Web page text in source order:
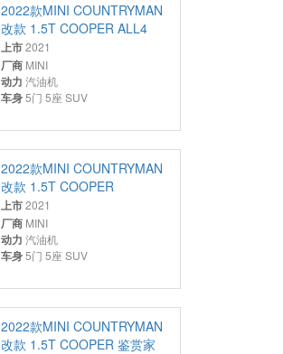
2022款MINI COUNTRYMAN
改款 1.5T COOPER ALL4
上市2021
厂商 MINI
动力 汽油机
车身5门 5座 SUV
2022款MINI COUNTRYMAN
改款 1.5T COOPER
上市2021
厂商 MINI
动力 汽油机
车身5门 5座 SUV
2022款MINI COUNTRYMAN
改款 1.5T COOPER 鉴赏家